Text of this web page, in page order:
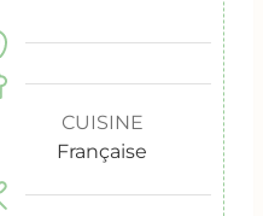
CUISINE
Française